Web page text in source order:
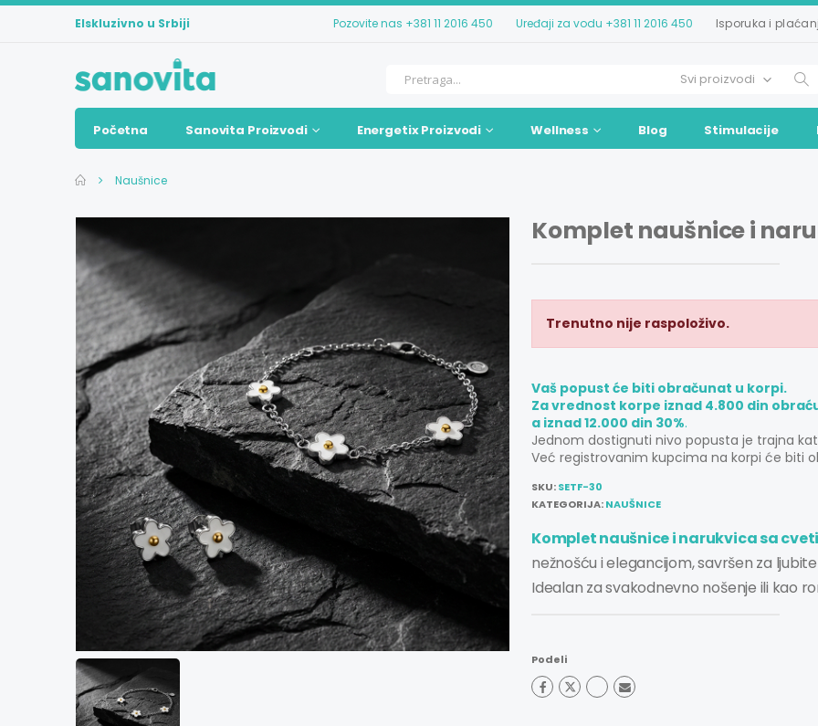
Elskluzivno u Srbiji Pozovite nas +381 11 2016 450 Uređaji za vodu +381 11 2016 450 Isporuka i
Početna Sanovita Proizvodi Energetix Proizvodi Wellness Blog Stimulacije
Naušnice
Komplet naušnice i
Trenutno nije raspoloživo.
Vaš popust će biti obračunat u korpi.
Za vrednost korpe iznad 4.800 din
a iznad 12.000 din 30%.
Jednom dostignuti nivo popusta je trajna
Već registrovanim kupcima na korpi će biti
SKU:SETF-30
KATEGORIJA:NAUŠNICE
Komplet naušnice i narukvica sa
nežnošću i elegancijom, savršen za
Idealan za svakodnevno nošenje ili kao
Podeli